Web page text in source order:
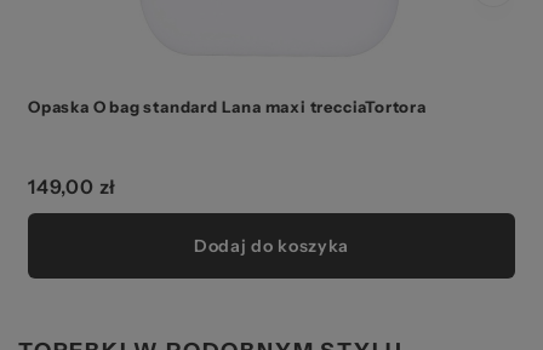
Opaska O bag standard Lana maxi trecciaTortora
149,00 zł
Dodaj do koszyka